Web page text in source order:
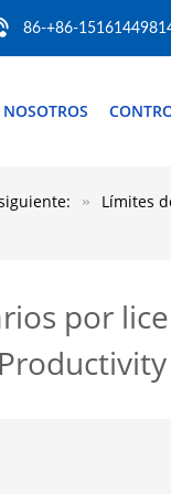
86-+86-
Límites
por